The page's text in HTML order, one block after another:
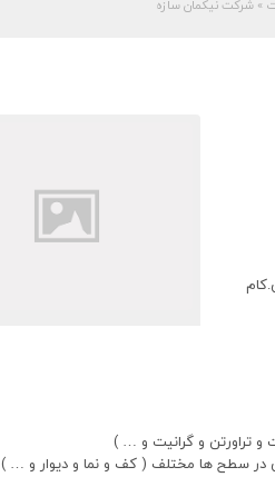
» شرکت نیکمان سازه
و تراورتن و گرانیت و … )
در سطح ها مختلف ( کف و نما و دیوار و … )